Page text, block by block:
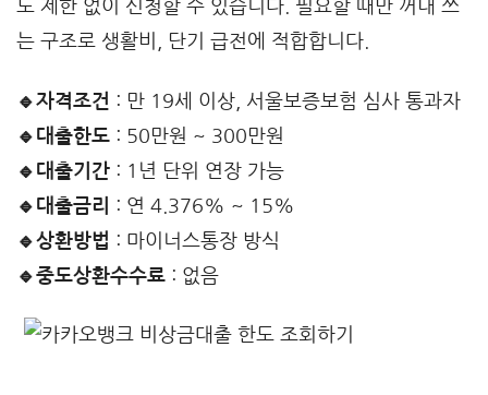
도 제한 없이 신청할 수 있습니다. 필요할 때만 꺼내 쓰
는 구조로 생활비, 단기 급전에 적합합니다.
🔹자격조건 : 만 19세 이상, 서울보증보험 심사 통과자
🔹대출한도 : 50만원 ~ 300만원
🔹대출기간 : 1년 단위 연장 가능
🔹대출금리
: 연 4.376% ~ 15%
🔹상환방법 : 마이너스통장 방식
🔹중도상환수수료 : 없음